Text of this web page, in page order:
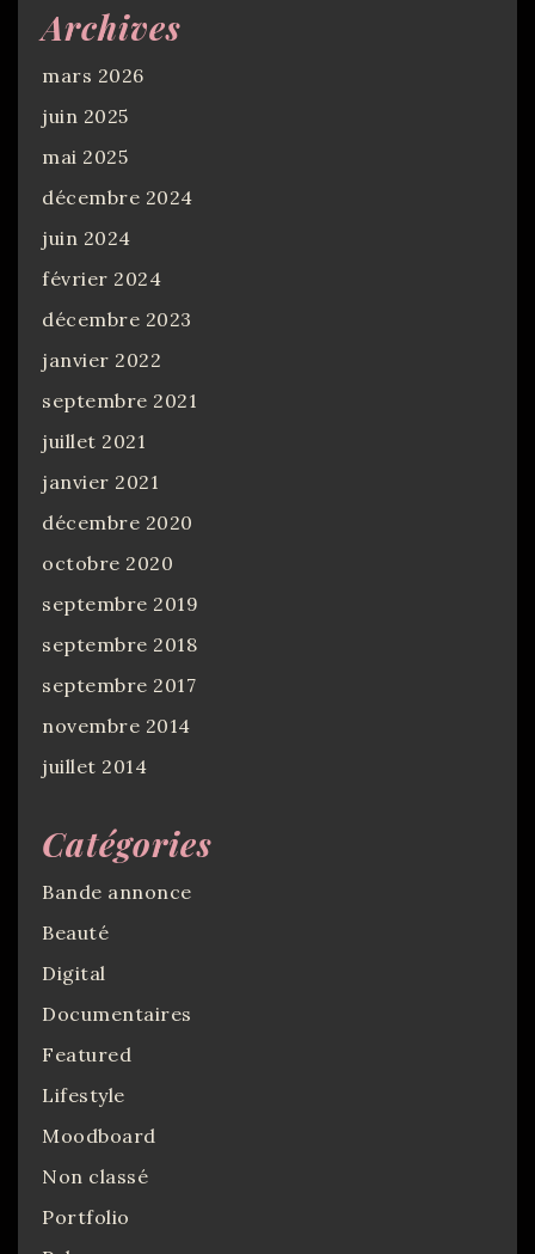
Archives
mars 2026
juin 2025
mai 2025
décembre 2024
juin 2024
février 2024
décembre 2023
janvier 2022
septembre 2021
juillet 2021
janvier 2021
décembre 2020
octobre 2020
septembre 2019
septembre 2018
septembre 2017
novembre 2014
juillet 2014
Catégories
Bande annonce
Beauté
Digital
Documentaires
Featured
Lifestyle
Moodboard
Non classé
Portfolio